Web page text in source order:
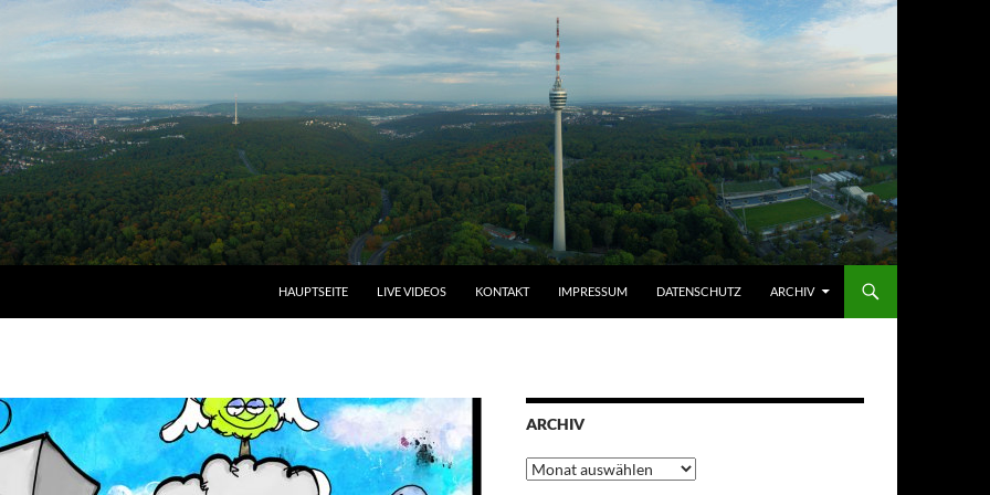
HAUPTSEITE LIVE VIDEOS KONTAKT IMPRESSUM DATENSCHUTZ ARCHIV
ARCHIV
Archiv